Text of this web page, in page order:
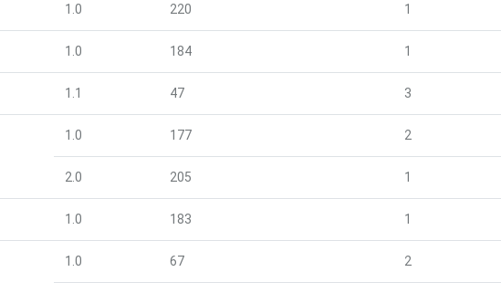
1.0 220 1
1.0 184 1
1.1 47 3
1.0 177 2
2.0 205 1
1.0 183 1
1.0 67 2